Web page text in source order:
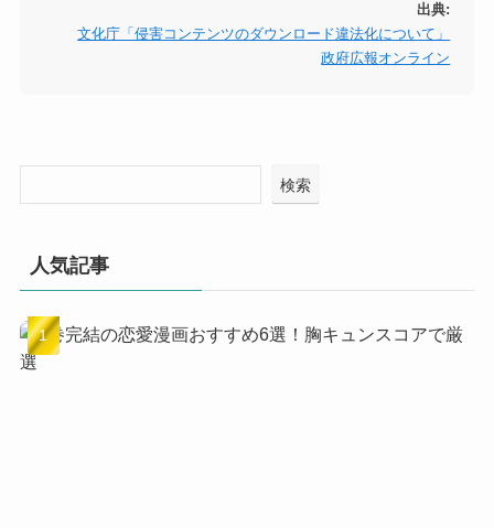
出典:
文化庁「侵害コンテンツのダウンロード違法化について」
政府広報オンライン
検索
人気記事